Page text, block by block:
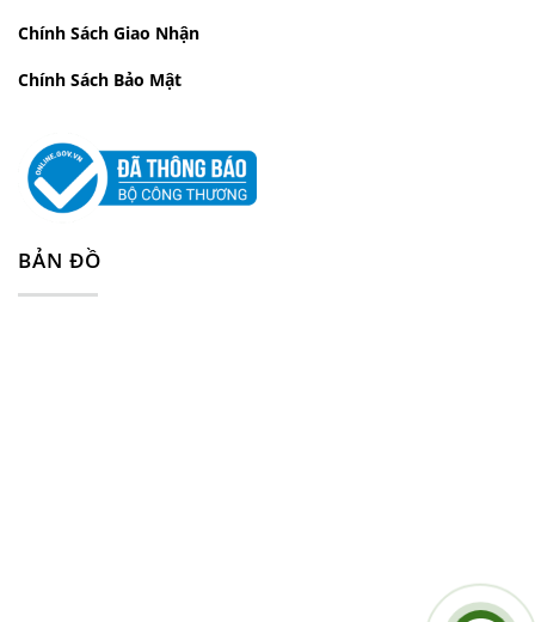
Chính Sách Giao Nhận
Chính Sách Bảo Mật
BẢN ĐỒ